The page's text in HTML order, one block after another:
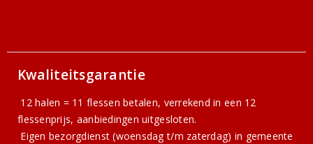
Kwaliteitsgarantie
12 halen = 11 flessen betalen, verrekend in een 12
flessenprijs, aanbiedingen uitgesloten.
Eigen bezorgdienst (woensdag t/m zaterdag) in gemeente